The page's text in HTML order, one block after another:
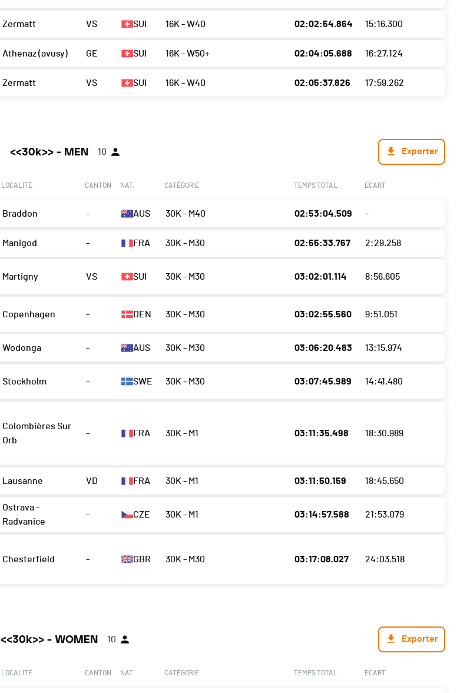
Zermatt VS SUI 16K - W40 02:02:54.864 15:16.300
Athenaz (avusy) GE SUI 16K - W50+ 02:04:05.688 16:27.124
Zermatt VS SUI 16K - W40 02:05:37.826 17:59.262
<<30k>> - MEN 10 Exporter
LOCALITÉ CANTON NAT. CATÉGORIE TEMPS TOTAL ECART
Braddon - AUS 30K - M40 02:53:04.509 -
Manigod - FRA 30K - M30 02:55:33.767 2:29.258
Martigny VS SUI 30K - M30 03:02:01.114 8:56.605
Copenhagen - DEN 30K - M30 03:02:55.560 9:51.051
Wodonga - AUS 30K - M30 03:06:20.483 13:15.974
Stockholm - SWE 30K - M30 03:07:45.989 14:41.480
Colombières Sur
Orb
- FRA 30K - M1 03:11:35.498 18:30.989
Lausanne VD FRA 30K - M1 03:11:50.159 18:45.650
Ostrava -
Radvanice
- CZE 30K - M1 03:14:57.588 21:53.079
Chesterfield - GBR 30K - M30 03:17:08.027 24:03.518
<<30k>> - WOMEN 10 Exporter
LOCALITÉ CANTON NAT. CATÉGORIE TEMPS TOTAL ECART